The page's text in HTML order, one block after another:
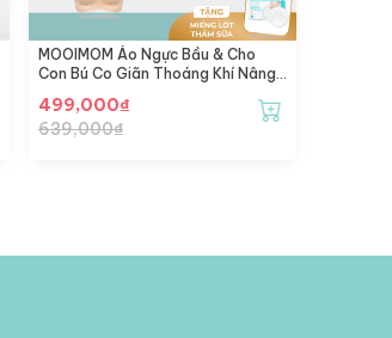
MOOIMOM Áo Ngực Bầu & Cho
Con Bú Co Giãn Thoáng Khí Nâng
499,000₫
639,000₫